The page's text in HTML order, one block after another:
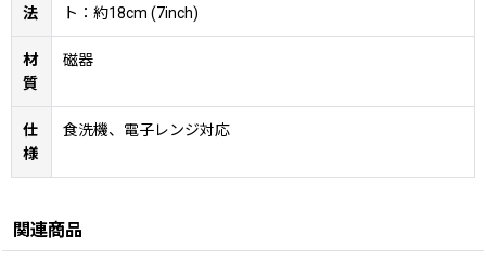
法
ト：約18cm (7inch)
材
質
磁器
仕
様
食洗機、電子レンジ対応
関連商品